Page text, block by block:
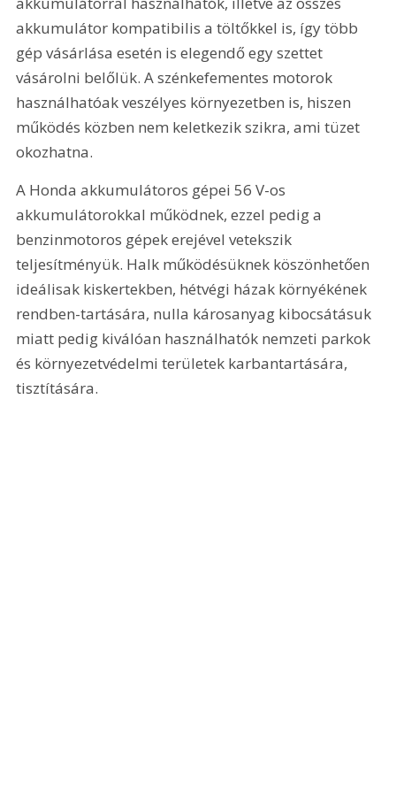
akkumulátor kompatibilis a töltőkkel is, így több
gép vásárlása esetén is elegendő egy szettet
vásárolni belőlük. A szénkefementes motorok
használhatóak veszélyes környezetben is, hiszen
működés közben nem keletkezik szikra, ami tüzet
okozhatna.
A Honda akkumulátoros gépei 56 V-os
akkumulátorokkal működnek, ezzel pedig a
benzinmotoros gépek erejével vetekszik
teljesítményük. Halk működésüknek köszönhetően
ideálisak kiskertekben, hétvégi házak környékének
rendben-tartására, nulla károsanyag kibocsátásuk
miatt pedig kiválóan használhatók nemzeti parkok
és környezetvédelmi területek karbantartására,
tisztítására.